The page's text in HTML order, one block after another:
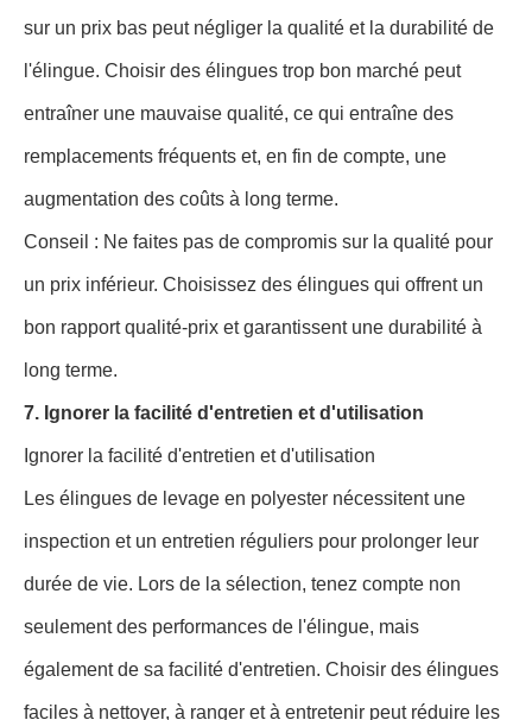
sur un prix bas peut négliger la qualité et la durabilité de
l'élingue. Choisir des élingues trop bon marché peut
entraîner une mauvaise qualité, ce qui entraîne des
remplacements fréquents et, en fin de compte, une
augmentation des coûts à long terme.
Conseil : Ne faites pas de compromis sur la qualité pour
un prix inférieur. Choisissez des élingues qui offrent un
bon rapport qualité-prix et garantissent une durabilité à
long terme.
7. Ignorer la facilité d'entretien et d'utilisation
Ignorer la facilité d'entretien et d'utilisation
Les élingues de levage en polyester nécessitent une
inspection et un entretien réguliers pour prolonger leur
durée de vie. Lors de la sélection, tenez compte non
seulement des performances de l'élingue, mais
également de sa facilité d'entretien. Choisir des élingues
faciles à nettoyer, à ranger et à entretenir peut réduire les